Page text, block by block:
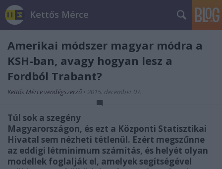
Kettős Mérce
Amerikai módszer magyar módra a
KSH-ban, avagy hogyan lesz a
Fordból Trabant?
Kettős Mérce vendégszerző • 2015. december 07.
Túl sok a szegény
Magyarországon, és ezt a Központi Statisztikai
Hivatal sem nézheti tétlenül. Ezért megszűnne
az eddigi létminimum számítás, és helyét olyan
modellek foglalják el, amelyek segítségével